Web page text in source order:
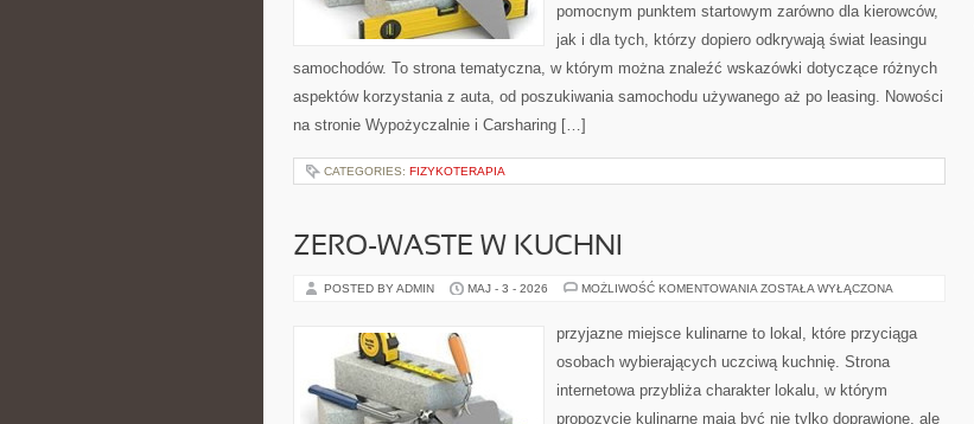
pomocnym punktem startowym zarówno dla kierowców,
jak i dla tych, którzy dopiero odkrywają świat leasingu
samochodów. To strona tematyczna, w którym można znaleźć wskazówki dotyczące różnych
aspektów korzystania z auta, od poszukiwania samochodu używanego aż po leasing. Nowości
na stronie Wypożyczalnie i Carsharing […]
CATEGORIES: FIZYKOTERAPIA
ZERO-WASTE W KUCHNI
POSTED BY ADMIN MAJ - 3 - 2026 MOŻLIWOŚĆ KOMENTOWANIA ZERO-
KUCHNI
ZOSTAŁA WYŁĄCZONA
przyjazne miejsce kulinarne to lokal, które przyciąga
osobach wybierających uczciwą kuchnię. Strona
internetowa przybliża charakter lokalu, w którym
propozycje kulinarne mają być nie tylko doprawione, ale